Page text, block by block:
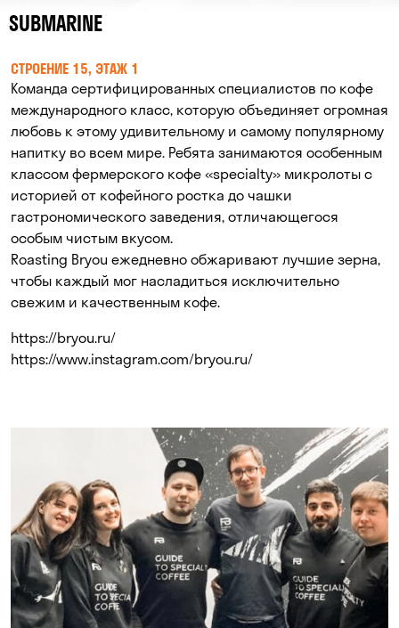
SUBMARINE
СТРОЕНИЕ 15, ЭТАЖ 1
Команда сертифицированных специалистов по кофе
международного класс, которую объединяет огромная
любовь к этому удивительному и самому популярному
напитку во всем мире. Ребята занимаются особенным
классом фермерского кофе «specialty» микролоты с
историей от кофейного ростка до чашки
гастрономического заведения, отличающегося
особым чистым вкусом.
Roasting Bryou ежедневно обжаривают лучшие зерна,
чтобы каждый мог насладиться исключительно
свежим и качественным кофе.
https://bryou.ru/
https://www.instagram.com/bryou.ru/